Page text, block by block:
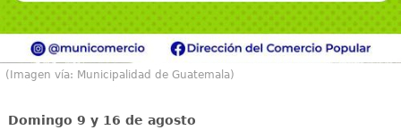
(Imagen vía: Municipalidad de Guatemala)
Domingo 9 y 16 de agosto